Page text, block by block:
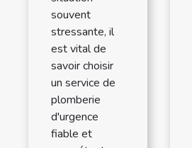
souvent
stressante, il
est vital de
savoir choisir
un service de
plomberie
d'urgence
fiable et